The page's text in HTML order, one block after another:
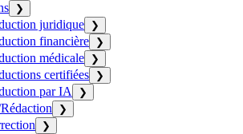
❯
juridique ❯
financière ❯
médicale ❯
certifiées ❯
par IA ❯
❯
❯